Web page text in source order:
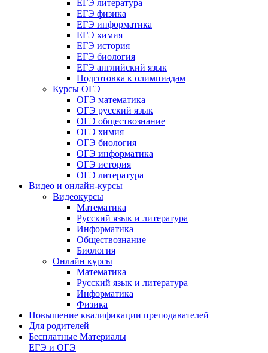
ЕГЭ литература
ЕГЭ физика
ЕГЭ информатика
ЕГЭ химия
ЕГЭ история
ЕГЭ биология
ЕГЭ английский язык
Подготовка к олимпиадам
Курсы ОГЭ
ОГЭ математика
ОГЭ русский язык
ОГЭ обществознание
ОГЭ химия
ОГЭ биология
ОГЭ информатика
ОГЭ история
ОГЭ литература
Видео и онлайн-курсы
Видеокурсы
Математика
Русский язык и литература
Информатика
Обществознание
Биология
Онлайн курсы
Математика
Русский язык и литература
Информатика
Физика
Повышение квалификации преподавателей
Для родителей
Бесплатные Материалы
ЕГЭ и ОГЭ